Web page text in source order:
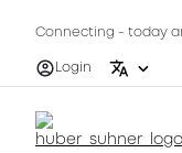
Connecting - today
Login